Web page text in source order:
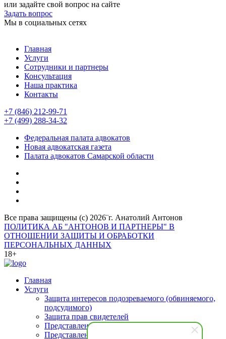
или задайте свой вопрос на сайте
Задать вопрос
Мы в социальных сетях
Главная
Услуги
Сотрудники и партнеры
Консультация
Наша практика
Контакты
+7 (846) 212-99-71
+7 (499) 288-34-32
Федеральная палата адвокатов
Новая адвокатская газета
Палата адвокатов Самарской области
Все права защищены (с) 2026¨г. Анатолий Антонов
ПОЛИТИКА АБ "АНТОНОВ И ПАРТНЕРЫ" В
ОТНОШЕНИИ ЗАЩИТЫ И ОБРАБОТКИ
ПЕРСОНАЛЬНЫХ ДАННЫХ
18+
Главная
Услуги
Защита интересов подозреваемого (обвиняемого,
подсудимого)
Защита прав свидетелей
Представление интересов потерпевшего
Представление интересов осужденных